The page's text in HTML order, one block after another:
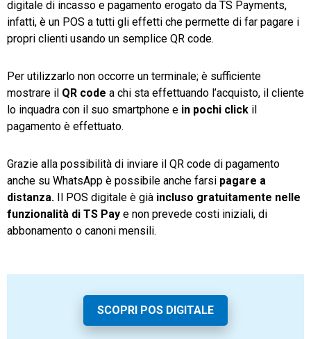
digitale di incasso e pagamento erogato da TS Payments,
infatti, è un POS a tutti gli effetti che permette di far pagare i
propri clienti usando un semplice QR code.
Per utilizzarlo non occorre un terminale; è sufficiente
mostrare il QR code a chi sta effettuando l’acquisto, il cliente
lo inquadra con il suo smartphone e in pochi click il
pagamento è effettuato.
Grazie alla possibilità di inviare il QR code di pagamento
anche su WhatsApp è possibile anche farsi pagare a
distanza. Il POS digitale è già incluso gratuitamente nelle
funzionalità di TS Pay e non prevede costi iniziali, di
abbonamento o canoni mensili.
SCOPRI POS DIGITALE